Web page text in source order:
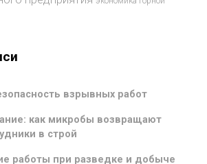
взрывных работ
как микробы возвращают
в строй
работы при разведке и добыче